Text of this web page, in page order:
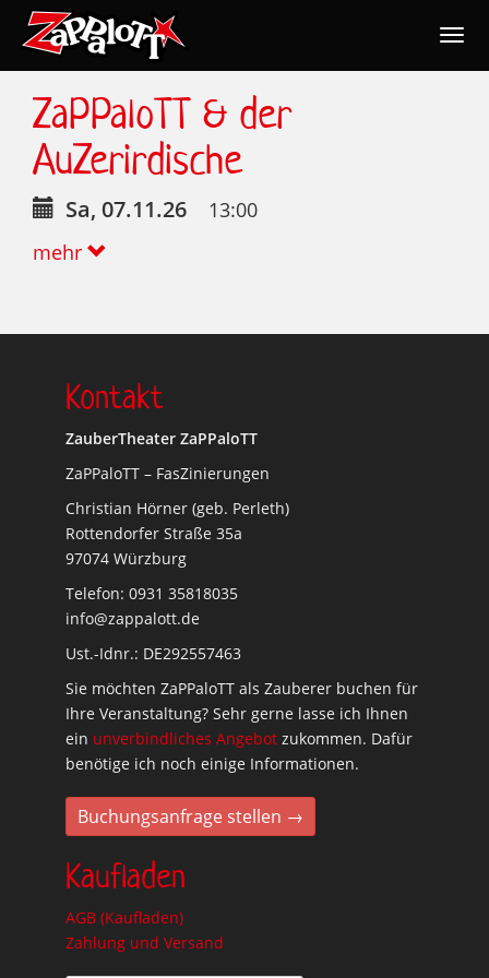
ZaPPaloTT & der
AuZerirdische
Sa, 07.11.26
13:00
mehr
Kontakt
ZauberTheater ZaPPaloTT
ZaPPaloTT – FasZinierungen
Christian Hörner (geb. Perleth)
Rottendorfer Straße 35a
97074 Würzburg
Telefon: 0931 35818035
info@zappalott.de
Ust.-Idnr.: DE292557463
Sie möchten ZaPPaloTT als Zauberer buchen für
Ihre Veranstaltung? Sehr gerne lasse ich Ihnen
ein unverbindliches Angebot zukommen. Dafür
benötige ich noch einige Informationen.
Buchungsanfrage stellen →
Kaufladen
AGB (Kaufladen)
Zahlung und Versand